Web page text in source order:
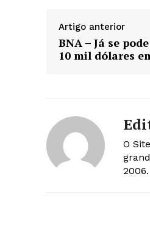
Artigo anterior
BNA – Já se
10 mil dólares
O
2006.